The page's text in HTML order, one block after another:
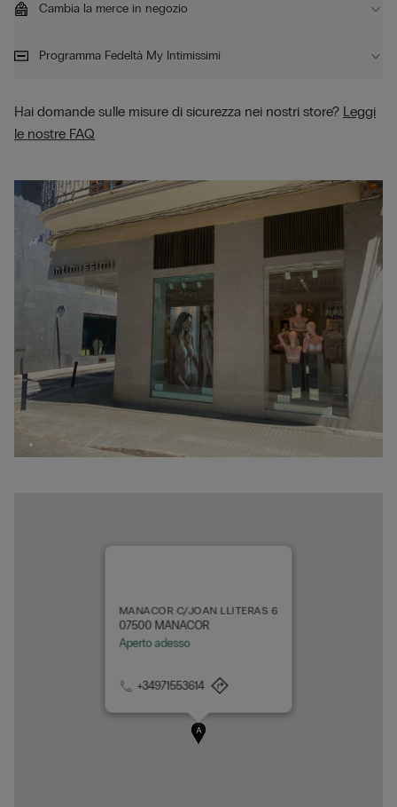
A
MANACOR C/JOAN LLITERAS 6
07500 MANACOR
Aperto adesso
+34971553614
Cambia la merce in negozio
Programma Fedeltà My Intimissimi
Hai domande sulle misure di sicurezza nei nostri store? Leggi
le nostre FAQ